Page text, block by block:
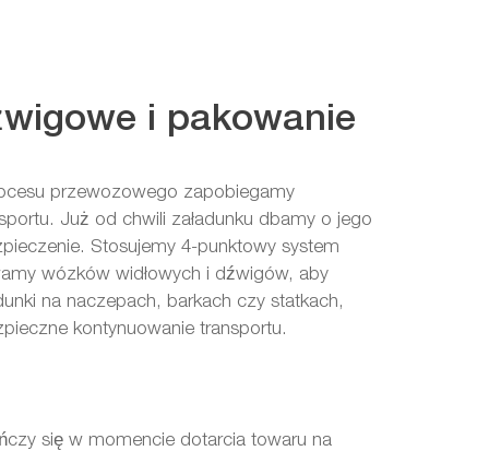
i pakowanie
przewozowego zapobiegamy
Już od chwili załadunku dbamy o jego
Stosujemy 4-punktowy system
wózków widłowych i dźwigów, aby
na naczepach, barkach czy statkach,
kontynuowanie transportu.
się w momencie dotarcia towaru na